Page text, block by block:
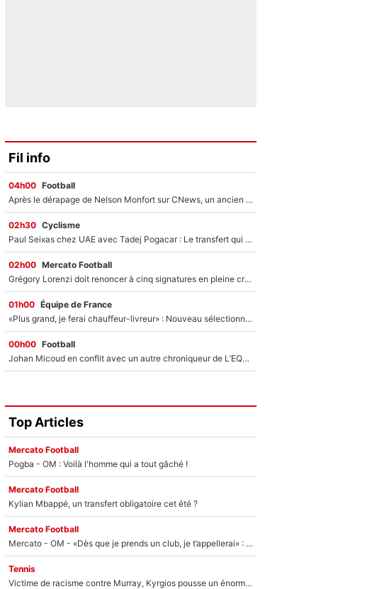
Fil info
04h00 Football
Après le dérapage de Nelson Monfort sur CNews, un ancien journaliste de France Télévisions relance la polémique sur les incendies en Gironde
02h30 Cyclisme
Paul Seixas chez UAE avec Tadej Pogacar : Le transfert qui effraie le peloton, «c’est la pire des choses qui puisse arriver»
02h00 Mercato Football
Grégory Lorenzi doit renoncer à cinq signatures en pleine crise financière : L’IA propose sept noms à l’OM pour un mercato réussi... à seulement 5M€ !
01h00 Équipe de France
«Plus grand, je ferai chauffeur-livreur» : Nouveau sélectionneur des Bleus, Zinédine Zidane s’était imaginé un avenir très différent lorsqu'il était enfant
00h00 Football
Johan Micoud en conflit avec un autre chroniqueur de L’EQUIPE du Soir : «Pendant un moment, je ne les ai pas remis ensemble dans l'émission»
Top Articles
Mercato Football
Pogba - OM : Voilà l'homme qui a tout gâché !
Mercato Football
Kylian Mbappé, un transfert obligatoire cet été ?
Mercato Football
Mercato - OM - «Dès que je prends un club, je t’appellerai» : La promesse de Marcelino au moment de claquer la porte
Tennis
Victime de racisme contre Murray, Kyrgios pousse un énorme coup de gueule !